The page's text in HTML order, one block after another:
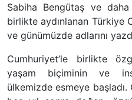
Sabiha Bengütaş ve
birlikte aydınlanan Türkiye
ve günümüzde adlarını
Cumhuriyet’le birlikte
yaşam biçiminin ve
ülkemizde esmeye